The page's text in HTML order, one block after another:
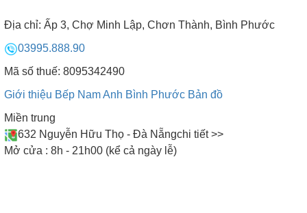
Địa chỉ: Ấp 3, Chợ Minh Lập, Chơn Thành, Bình Phước
03995.888.90
Mã số thuế: 8095342490
Giới thiệu Bếp Nam Anh Bình Phước Bản đồ
Miền trung
632 Nguyễn Hữu Thọ - Đà Nẵngchi tiết >>
Mở cửa : 8h - 21h00 (kể cả ngày lễ)